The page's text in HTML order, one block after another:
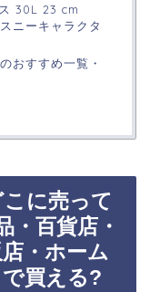
30L 23 cm
ニーキャラクタ
おすすめ一覧・
に売って
・百貨店・
・ホーム
買える?